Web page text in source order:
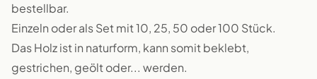
bestellbar.
Einzeln oder als Set mit 10, 25, 50 oder 100 Stück.
Das Holz ist in naturform, kann somit beklebt,
gestrichen, geölt oder... werden.